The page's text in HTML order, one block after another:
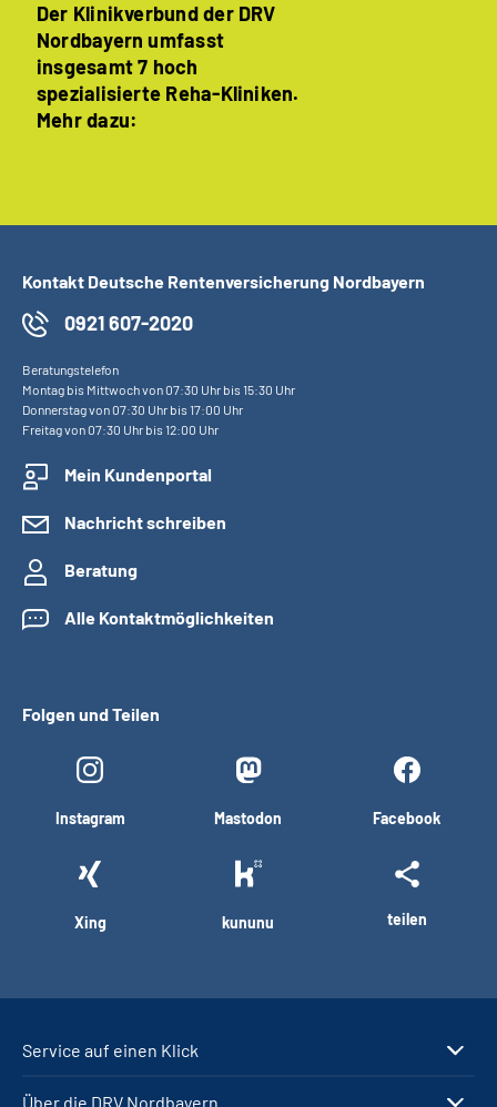
Der Klinikverbund der DRV
Nordbayern umfasst
insgesamt 7 hoch
spezialisierte Reha-Kliniken.
Mehr dazu:
Kontakt Deutsche Rentenversicherung Nordbayern
0921 607-2020
Beratungstelefon
Montag bis Mittwoch von 07:30 Uhr bis 15:30 Uhr
Donnerstag von 07:30 Uhr bis 17:00 Uhr
Freitag von 07:30 Uhr bis 12:00 Uhr
Mein Kundenportal
Nachricht schreiben
Beratung
Alle Kontaktmöglichkeiten
Folgen und Teilen
Instagram Mastodon Facebook
Xing kununu teilen
Service auf einen Klick
Über die DRV Nordbayern